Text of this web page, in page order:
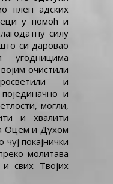
плен адских
у помоћ и
силу
си даровао
угодницима
очистили
и
и
могли,
и хвалити
Оцем и Духом
покајнички
молитава
свих Твојих